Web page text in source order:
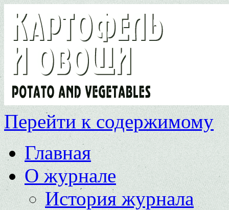
Перейти к содержимому
Главная
О журнале
История журнала